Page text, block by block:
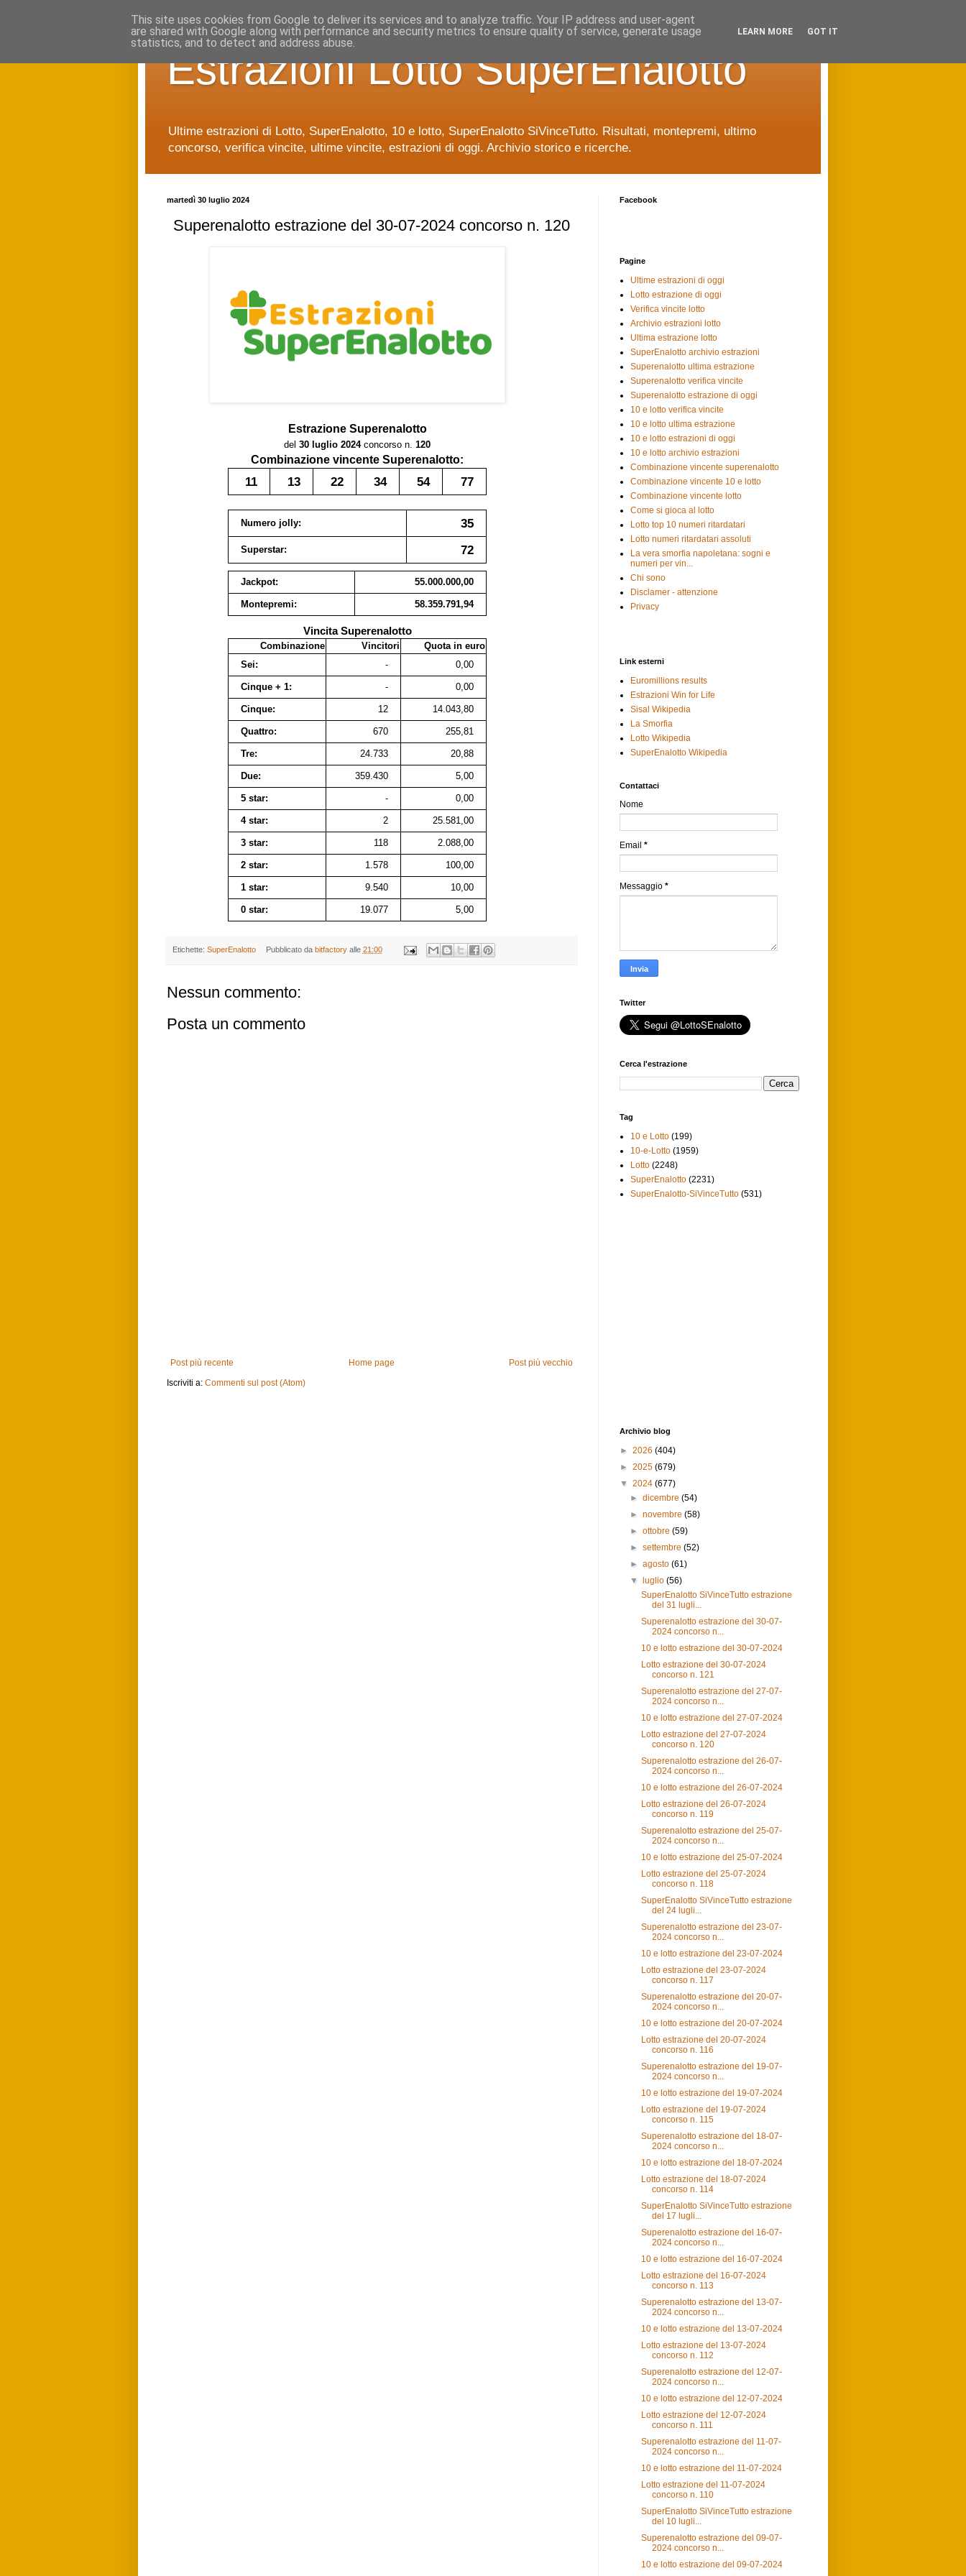
Estrazioni Lotto SuperEnalotto
Ultime estrazioni di Lotto, SuperEnalotto, 10 e lotto, SuperEnalotto SiVinceTutto. Risultati, montepremi, ultimo
concorso, verifica vincite, ultime vincite, estrazioni di oggi. Archivio storico e ricerche.
martedì 30 luglio 2024
Superenalotto estrazione del 30-07-2024 concorso n. 120
Estrazione Superenalotto
del 30 luglio 2024concorso n. 120
Combinazione vincente Superenalotto:
11 13 22 34 54 77
Numero jolly: 35
Superstar: 72
Jackpot: 55.000.000,00
Montepremi: 58.359.791,94
Vincita Superenalotto
Combinazione Vincitori
Quota in euro
Sei:
- 0,00
Cinque + 1: - 0,00
Cinque: 12 14.043,80
Quattro: 670 255,81
Tre: 24.733 20,88
Due: 359.430 5,00
5 star: - 0,00
4 star: 2 25.581,00
3 star: 118 2.088,00
2 star: 1.578 100,00
1 star: 9.540 10,00
0 star: 19.077 5,00
Etichette: SuperEnalotto Pubblicato da bitfactory alle 21:00
Nessun commento:
Posta un commento
Post più recente Post più vecchio
Home page
Iscriviti a: Commenti sul post (Atom)
Facebook
Pagine
Ultime estrazioni di oggi
Lotto estrazione di oggi
Verifica vincite lotto
Archivio estrazioni lotto
Ultima estrazione lotto
SuperEnalotto archivio estrazioni
Superenalotto ultima estrazione
Superenalotto verifica vincite
Superenalotto estrazione di oggi
10 e lotto verifica vincite
10 e lotto ultima estrazione
10 e lotto estrazioni di oggi
10 e lotto archivio estrazioni
Combinazione vincente superenalotto
Combinazione vincente 10 e lotto
Combinazione vincente lotto
Come si gioca al lotto
Lotto top 10 numeri ritardatari
Lotto numeri ritardatari assoluti
La vera smorfia napoletana: sogni e
numeri per vin...
Chi sono
Disclamer - attenzione
Privacy
Link esterni
Euromillions results
Estrazioni Win for Life
Sisal Wikipedia
La Smorfia
Lotto Wikipedia
SuperEnalotto Wikipedia
Contattaci
Nome
Email *
Messaggio *
Twitter
Cerca l'estrazione
Tag
10 e Lotto (199)
10-e-Lotto (1959)
Lotto (2248)
SuperEnalotto (2231)
SuperEnalotto-SiVinceTutto (531)
Archivio blog
► 2026 (404)
► 2025 (679)
▼ 2024 (677)
►dicembre(54)
►novembre(58)
►ottobre(59)
►settembre(52)
►agosto(61)
▼
luglio(56)
SuperEnalotto SiVinceTutto estrazione
del 31 lugli...
Superenalotto estrazione del 30-07-
2024 concorso n...
10 e lotto estrazione del 30-07-2024
Lotto estrazione del 30-07-2024
concorso n. 121
Superenalotto estrazione del 27-07-
2024 concorso n...
10 e lotto estrazione del 27-07-2024
Lotto estrazione del 27-07-2024
concorso n. 120
Superenalotto estrazione del 26-07-
2024 concorso n...
10 e lotto estrazione del 26-07-2024
Lotto estrazione del 26-07-2024
concorso n. 119
Superenalotto estrazione del 25-07-
2024 concorso n...
10 e lotto estrazione del 25-07-2024
Lotto estrazione del 25-07-2024
concorso n. 118
SuperEnalotto SiVinceTutto estrazione
del 24 lugli...
Superenalotto estrazione del 23-07-
2024 concorso n...
10 e lotto estrazione del 23-07-2024
Lotto estrazione del 23-07-2024
concorso n. 117
Superenalotto estrazione del 20-07-
2024 concorso n...
10 e lotto estrazione del 20-07-2024
Lotto estrazione del 20-07-2024
concorso n. 116
Superenalotto estrazione del 19-07-
2024 concorso n...
10 e lotto estrazione del 19-07-2024
Lotto estrazione del 19-07-2024
concorso n. 115
Superenalotto estrazione del 18-07-
2024 concorso n...
10 e lotto estrazione del 18-07-2024
Lotto estrazione del 18-07-2024
concorso n. 114
SuperEnalotto SiVinceTutto estrazione
del 17 lugli...
Superenalotto estrazione del 16-07-
2024 concorso n...
10 e lotto estrazione del 16-07-2024
Lotto estrazione del 16-07-2024
concorso n. 113
Superenalotto estrazione del 13-07-
2024 concorso n...
10 e lotto estrazione del 13-07-2024
Lotto estrazione del 13-07-2024
concorso n. 112
Superenalotto estrazione del 12-07-
2024 concorso n...
10 e lotto estrazione del 12-07-2024
Lotto estrazione del 12-07-2024
concorso n. 111
Superenalotto estrazione del 11-07-
2024 concorso n...
10 e lotto estrazione del 11-07-2024
Lotto estrazione del 11-07-2024
concorso n. 110
SuperEnalotto SiVinceTutto estrazione
del 10 lugli...
Superenalotto estrazione del 09-07-
2024 concorso n...
10 e lotto estrazione del 09-07-2024
This site uses cookies from Google to deliver its services and to analyze traffic. Your IP address and user-agent
are shared with Google along with performance and security metrics to ensure quality of service, generate usage
statistics, and to detect and address abuse.
LEARN MORE GOT IT